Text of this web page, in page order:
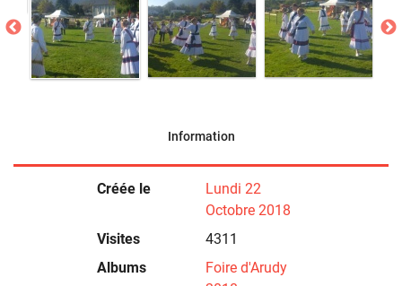
Information
Créée le
Lundi 22
Octobre 2018
Visites
4311
Albums
Foire d'Arudy